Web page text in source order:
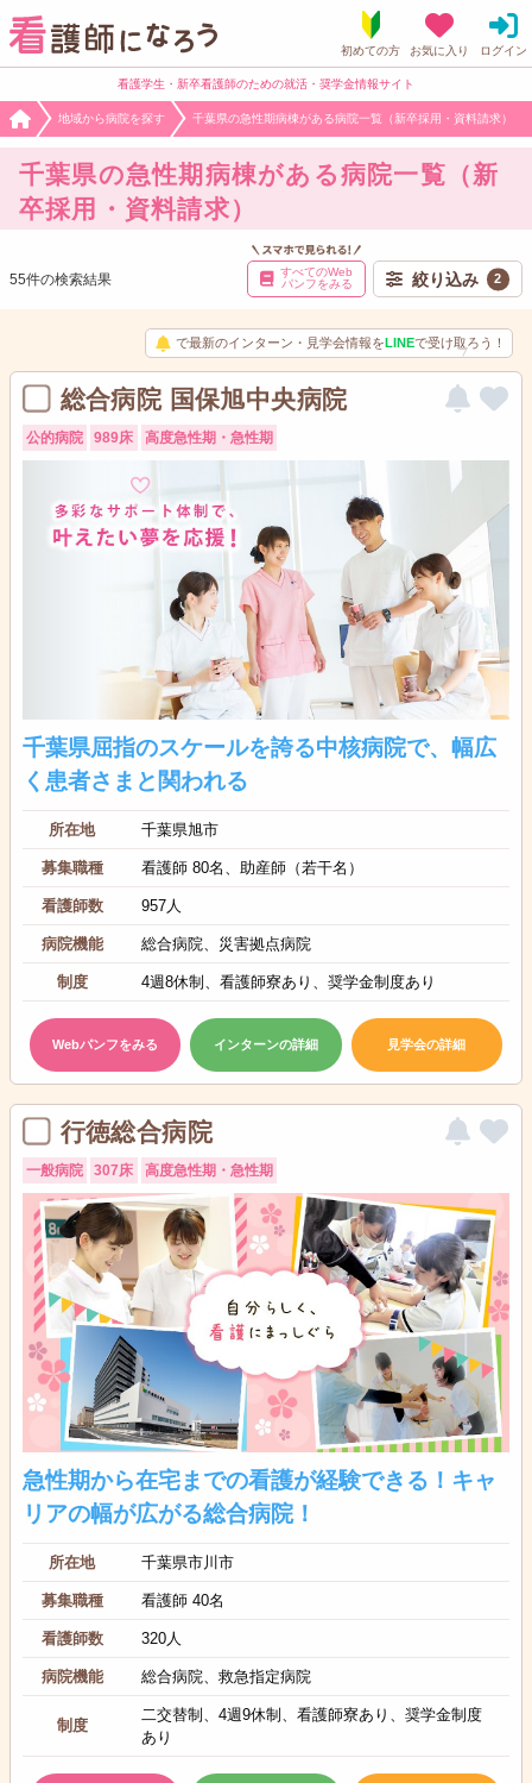
看護学生・新卒看護師のための就活・奨学金情報サイト
地域から病院を探す 千葉県の急性期病棟がある病院一覧（新卒採用・資料請求）
千葉県の急性期病棟がある病院一覧（新
卒採用・資料請求）
すべてのWeb
パンフをみる
絞り込み 2
55件の検索結果
で最新のインターン・見学会情報をLINEで受け取ろう！
総合病院 国保旭中央病院
公的病院 989床 高度急性期・急性期
千葉県屈指のスケールを誇る中核病院で、幅広
く患者さまと関われる
所在地 千葉県旭市
募集職種 看護師 80名、助産師（若干名）
看護師数 957人
病院機能 総合病院、災害拠点病院
制度 4週8休制、看護師寮あり、奨学金制度あり
Webパンフをみる インターンの詳細 見学会の詳細
行徳総合病院
一般病院 307床 高度急性期・急性期
急性期から在宅までの看護が経験できる！キャ
リアの幅が広がる総合病院！
所在地 千葉県市川市
募集職種 看護師 40名
看護師数 320人
病院機能 総合病院、救急指定病院
制度
二交替制、4週9休制、看護師寮あり、奨学金制度
あり